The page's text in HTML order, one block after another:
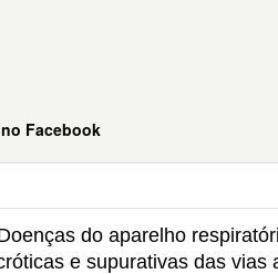
Facebook
do aparelho
e supurativas das vias